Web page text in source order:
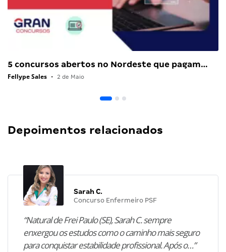
5 concursos abertos no Nordeste que pagam…
Fellype Sales • 2 de Maio
Depoimentos relacionados
Sarah C.
Concurso Enfermeiro PSF
“Natural de Frei Paulo (SE), Sarah C. sempre
enxergou os estudos como o caminho mais seguro
para conquistar estabilidade profissional. Após o…”